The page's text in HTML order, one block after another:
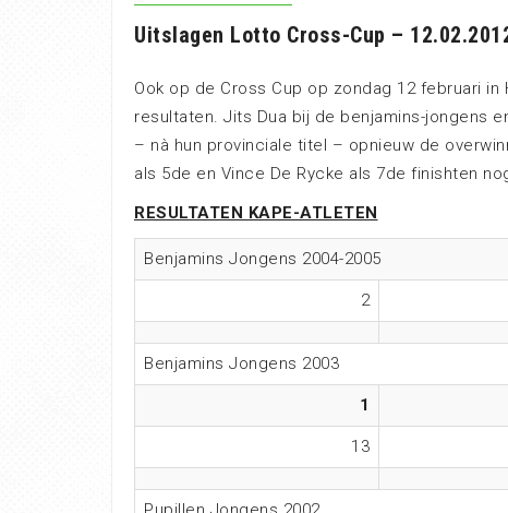
Uitslagen Lotto Cross-Cup –
Ook op de Cross Cup op zondag 12 februari
resultaten. Jits Dua bij de benjamins-jongens
– nà hun provinciale titel – opnieuw de
als 5de en Vince De Rycke als 7de finishten
RESULTATEN KAPE-ATLETEN
Benjamins Jongens 2004-2005
2
Benjamins Jongens 2003
1
13